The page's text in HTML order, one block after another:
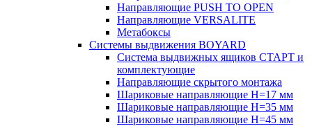
Направляющие PUSH TO OPEN
Направляющие VERSALITE
Метабоксы
Системы выдвижения BOYARD
Система выдвижных ящиков СТАРТ и
комплектующие
Направляющие скрытого монтажа
Шариковые направляющие H=17 мм
Шариковые направляющие H=35 мм
Шариковые направляющие H=45 мм